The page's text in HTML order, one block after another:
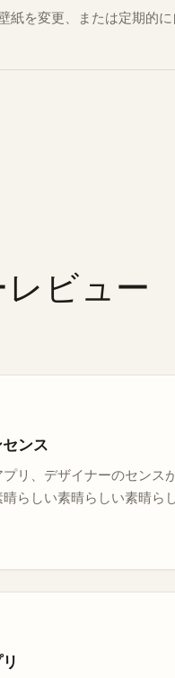
紙を変更、または定期的
ビュー
ンス
リ、デザイナーのセンス
らしい素晴らしい素晴ら